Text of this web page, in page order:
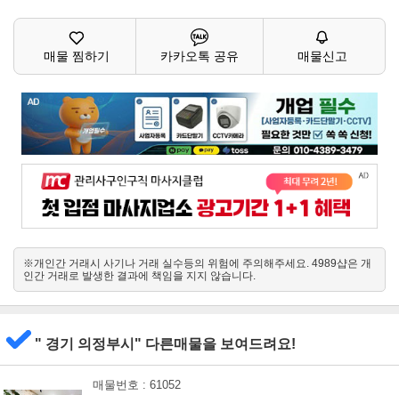
매물 찜하기 카카오톡 공유 매물신고
※개인간 거래시 사기나 거래 실수등의 위험에 주의해주세요. 4989샵은 개
인간 거래로 발생한 결과에 책임을 지지 않습니다.
" 경기 의정부시" 다른매물을 보여드려요!
매물번호 : 61052